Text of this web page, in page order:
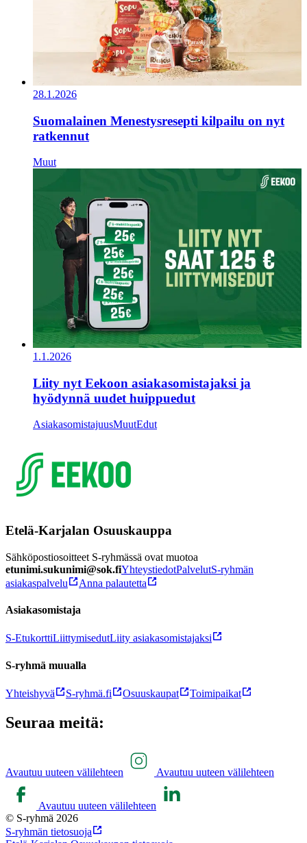
28.1.2026
Suomalainen Menestysresepti kilpailu on nyt
ratkennut
Muut
1.1.2026
Liity nyt Eekoon asiakasomistajaksi ja
hyödynnä uudet huippuedut
AsiakasomistajuusMuutEdut
Etelä-Karjalan Osuuskauppa
Sähköpostiosoitteet S-ryhmässä ovat muotoa
etunimi.sukunimi@sok.fiYhteystiedotPalvelutS-ryhmän
asiakaspalvelu
Anna palautetta
Asiakasomistaja
S-EtukorttiLiittymisedutLiity asiakasomistajaksi
S-ryhmä muualla
Yhteishyvä S-ryhmä.fi Osuuskaupat Toimipaikat
Seuraa meitä:
Avautuu uuteen välilehteen Avautuu uuteen välilehteen
Avautuu uuteen välilehteen
© S-ryhmä 2026
S-ryhmän tietosuoja